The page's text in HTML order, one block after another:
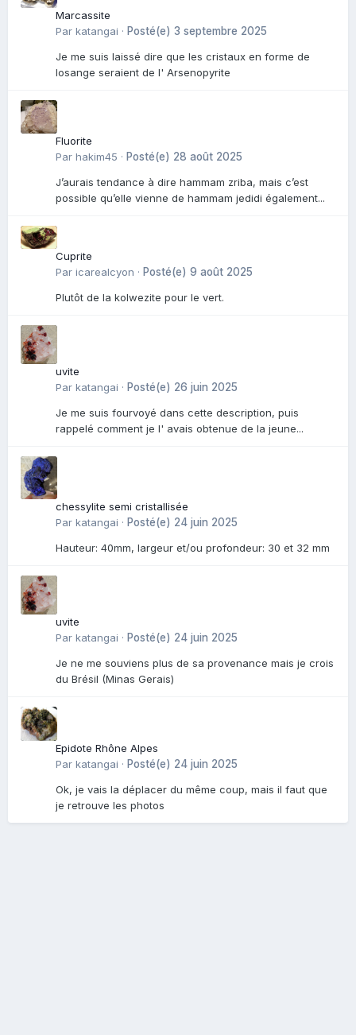
Marcassite
Par katangai · Posté(e) 3 septembre 2025
Je me suis laissé dire que les cristaux en forme de
losange seraient de l' Arsenopyrite
Fluorite
Par hakim45 · Posté(e) 28 août 2025
J’aurais tendance à dire hammam zriba, mais c’est
possible qu’elle vienne de hammam jedidi également...
Cuprite
Par icarealcyon · Posté(e) 9 août 2025
Plutôt de la kolwezite pour le vert.
uvite
Par katangai · Posté(e) 26 juin 2025
Je me suis fourvoyé dans cette description, puis
rappelé comment je l' avais obtenue de la jeune...
chessylite semi cristallisée
Par katangai · Posté(e) 24 juin 2025
Hauteur: 40mm, largeur et/ou profondeur: 30 et 32 mm
uvite
Par katangai · Posté(e) 24 juin 2025
Je ne me souviens plus de sa provenance mais je crois
du Brésil (Minas Gerais)
Epidote Rhône Alpes
Par katangai · Posté(e) 24 juin 2025
Ok, je vais la déplacer du même coup, mais il faut que
je retrouve les photos